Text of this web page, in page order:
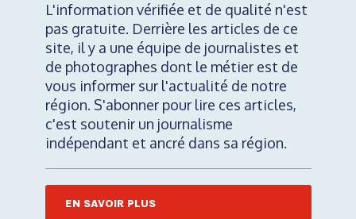
L'information vérifiée et de qualité n'est
pas gratuite. Derrière les articles de ce
site, il y a une équipe de journalistes et
de photographes dont le métier est de
vous informer sur l'actualité de notre
région. S'abonner pour lire ces articles,
c'est soutenir un journalisme
indépendant et ancré dans sa région.
EN SAVOIR PLUS